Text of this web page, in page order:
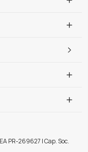
PR-269627 | Cap. Soc.